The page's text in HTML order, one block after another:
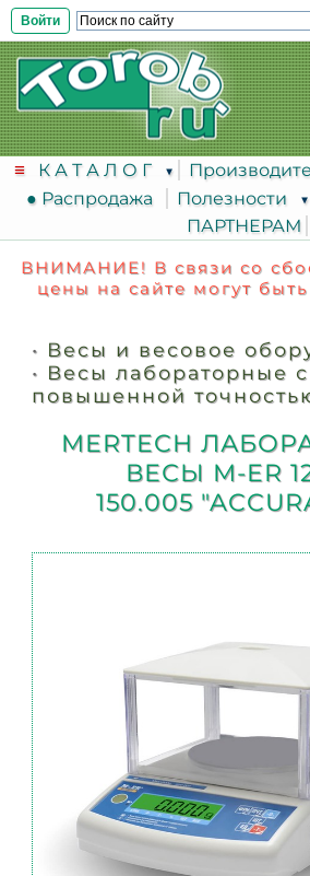
Войти
К А Т А Л О Г
● Распродажа
Полезности
ПАРТНЕРАМ
ВНИМАНИЕ! В связи со
цены на сайте могут
• Весы и весовое
• Весы лабораторные с
повышенной
MERTECH
ВЕСЫ M-ER
150.005